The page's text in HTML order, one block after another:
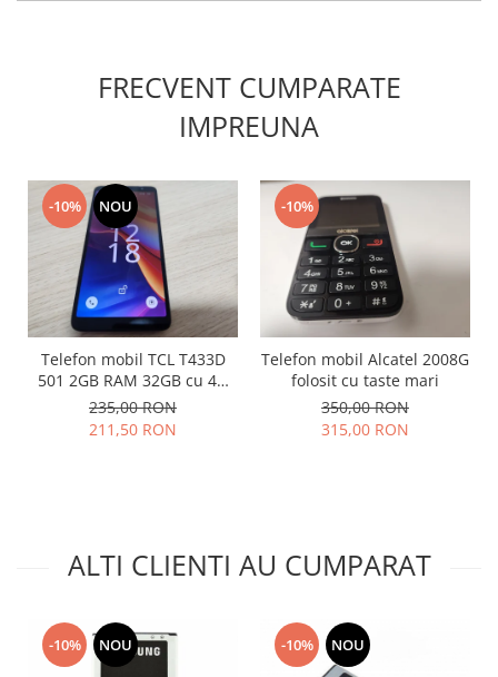
Nokia
Samsung
Vodafone
Xiaomi
Touchscreen
ALCATEL
Blackberry
Motorola
Nokia
FRECVENT CUMPARATE
IMPREUNA
-10% NOU
Telefon mobil TCL T433D
501 2GB RAM 32GB cu 4G
impecabil
235,00 RON
211,50 RON
-10%
Telefon mobil Alcatel 2008G
folosit cu taste mari
350,00 RON
315,00 RON
ALTI CLIENTI AU CUMPARAT
-10% NOU -10% NOU